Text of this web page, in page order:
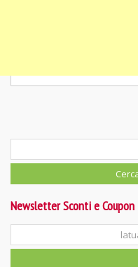
Newsletter Sconti e Coupon